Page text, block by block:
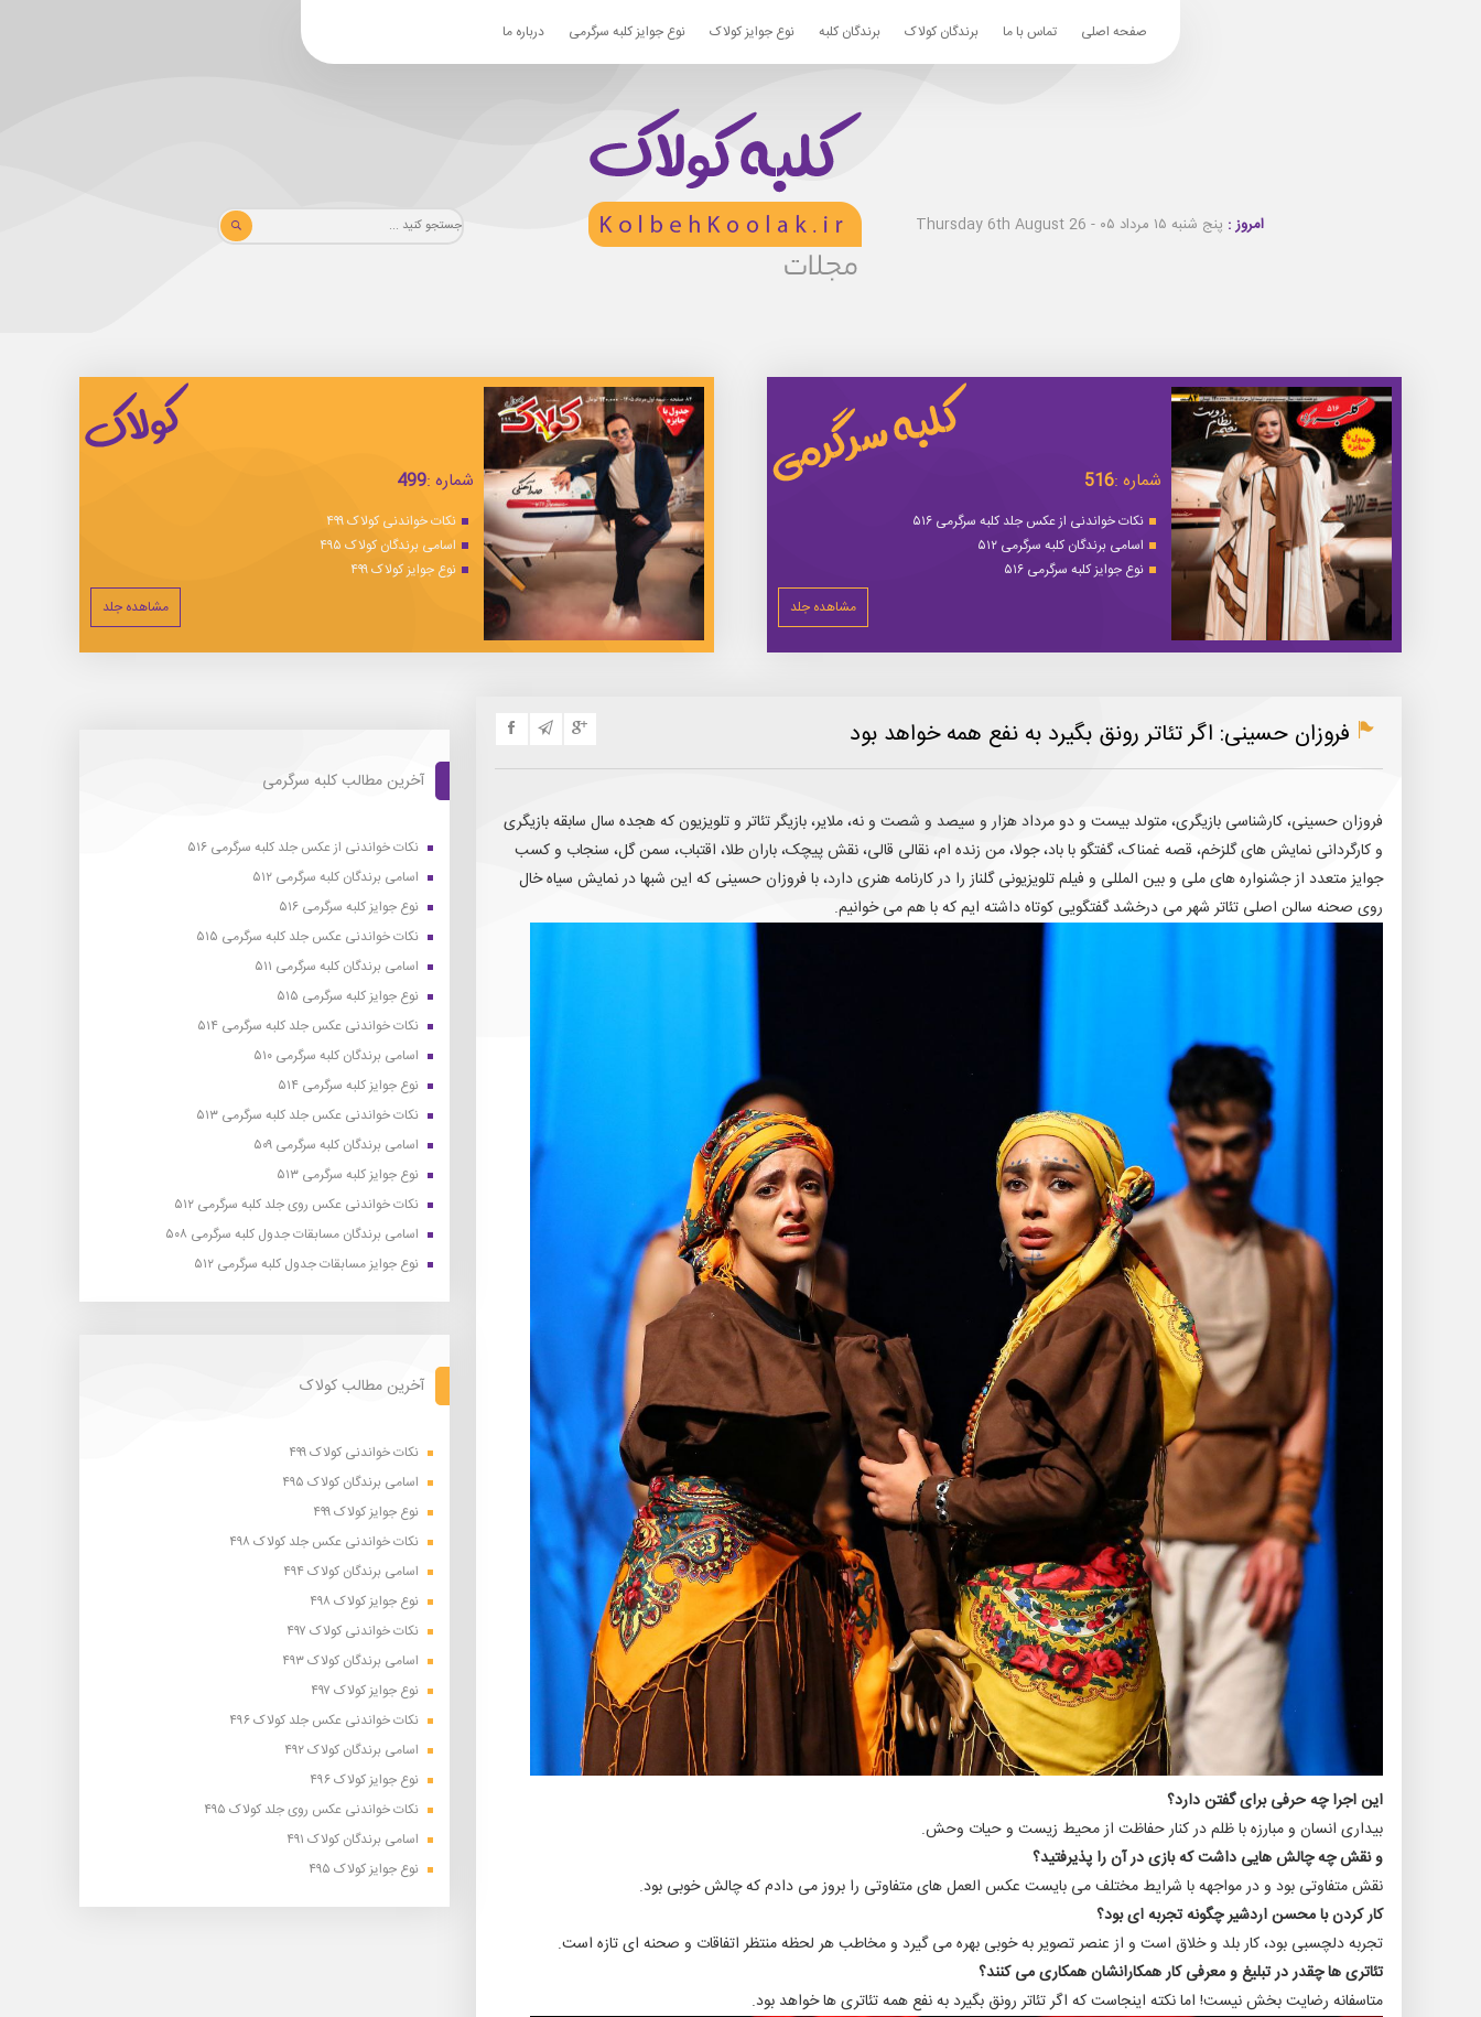
صفحه اصلی تماس با ما برندگان کولاک برندگان کلبه نوع جوایز کولاک نوع جوایز کلبه سرگرمی درباره ما
امروز : پنج شنبه ۱۵ مرداد ۰۵ - Thursday 6th August 26
شماره :516
نکات خواندنی از عکس جلد کلبه سرگرمی ۵۱۶
اسامی برندگان کلبه سرگرمی ۵۱۲
نوع جوایز کلبه سرگرمی ۵۱۶
مشاهده جلد
شماره :499
نکات خواندنی کولاک ۴۹۹
اسامی برندگان کولاک ۴۹۵
نوع جوایز کولاک ۴۹۹
مشاهده جلد
فروزان حسینی: اگر تئاتر رونق بگیرد به نفع همه خواهد بود
فروزان حسینی، کارشناسی بازیگری، متولد بیست و دو مرداد هزار و سیصد و شصت و نه، ملایر، بازیگر تئاتر و تلویزیون که هجده سال سابقه بازیگری
و کارگردانی نمایش های گلزخم، قصه غمناک، گفتگو با باد، جولا، من زنده ام، نقالی قالی، نقش پیچک، باران طلا، اقتباب، سمن گل، سنجاب و کسب
جوایز متعدد از جشنواره های ملی و بین المللی و فیلم تلویزیونی گلناز را در کارنامه هنری دارد، با فروزان حسینی که این شبها در نمایش سیاه خال
روی صحنه سالن اصلی تئاتر شهر می درخشد گفتگویی کوتاه داشته ایم که با هم می خوانیم.
این اجرا چه حرفی برای گفتن دارد؟
بیداری انسان و مبارزه با ظلم در کنار حفاظت از محیط زیست و حیات وحش.
و نقش چه چالش هایی داشت که بازی در آن را پذیرفتید؟
نقش متفاوتی بود و در مواجهه با شرایط مختلف می بایست عکس العمل های متفاوتی را بروز می دادم که چالش خوبی بود.
کار کردن با محسن اردشیر چگونه تجربه ای بود؟
تجربه دلچسبی بود، کار بلد و خلاق است و از عنصر تصویر به خوبی بهره می گیرد و مخاطب هر لحظه منتظر اتفاقات و صحنه ای تازه است.
تئاتری ها چقدر در تبلیغ و معرفی کار همکارانشان همکاری می کنند؟
متاسفانه رضایت بخش نیست! اما نکته اینجاست که اگر تئاتر رونق بگیرد به نفع همه تئاتری ها خواهد بود.
آخرین مطالب کلبه سرگرمی
نکات خواندنی از عکس جلد کلبه سرگرمی ۵۱۶
اسامی برندگان کلبه سرگرمی ۵۱۲
نوع جوایز کلبه سرگرمی ۵۱۶
نکات خواندنی عکس جلد کلبه سرگرمی ۵۱۵
اسامی برندگان کلبه سرگرمی ۵۱۱
نوع جوایز کلبه سرگرمی ۵۱۵
نکات خواندنی عکس جلد کلبه سرگرمی ۵۱۴
اسامی برندگان کلبه سرگرمی ۵۱۰
نوع جوایز کلبه سرگرمی ۵۱۴
نکات خواندنی عکس جلد کلبه سرگرمی ۵۱۳
اسامی برندگان کلبه سرگرمی ۵۰۹
نوع جوایز کلبه سرگرمی ۵۱۳
نکات خواندنی عکس روی جلد کلبه سرگرمی ۵۱۲
اسامی برندگان مسابقات جدول کلبه سرگرمی ۵۰۸
نوع جوایز مسابقات جدول کلبه سرگرمی ۵۱۲
آخرین مطالب کولاک
نکات خواندنی کولاک ۴۹۹
اسامی برندگان کولاک ۴۹۵
نوع جوایز کولاک ۴۹۹
نکات خواندنی عکس جلد کولاک ۴۹۸
اسامی برندگان کولاک ۴۹۴
نوع جوایز کولاک ۴۹۸
نکات خواندنی کولاک ۴۹۷
اسامی برندگان کولاک ۴۹۳
نوع جوایز کولاک ۴۹۷
نکات خواندنی عکس جلد کولاک ۴۹۶
اسامی برندگان کولاک ۴۹۲
نوع جوایز کولاک ۴۹۶
نکات خواندنی عکس روی جلد کولاک ۴۹۵
اسامی برندگان کولاک ۴۹۱
نوع جوایز کولاک ۴۹۵